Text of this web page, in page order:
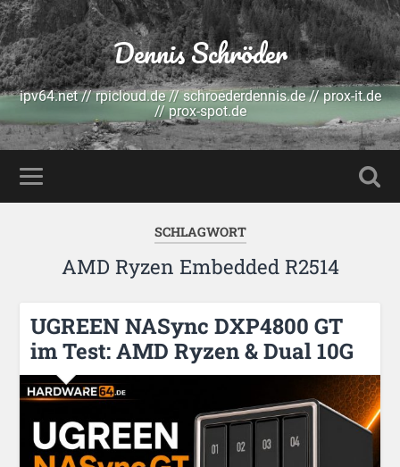
Dennis Schröder
ipv64.net // rpicloud.de // schroederdennis.de // prox-it.de
// prox-spot.de
SCHLAGWORT
AMD Ryzen Embedded R2514
UGREEN NASync DXP4800 GT
im Test: AMD Ryzen & Dual 10G